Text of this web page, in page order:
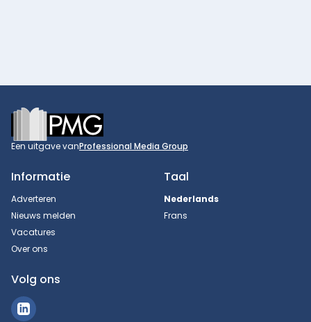
Footer
Een uitgave vanProfessional Media Group
Informatie
Adverteren
Nieuws melden
Vacatures
Over ons
Taal
Nederlands
Frans
Volg ons